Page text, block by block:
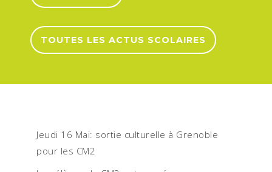
TOUTES LES ACTUS SCOLAIRES
Jeudi 16 Mai: sortie culturelle à Grenoble
pour les CM2